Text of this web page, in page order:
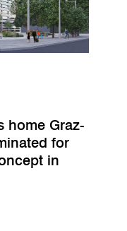
home Graz-
for
in